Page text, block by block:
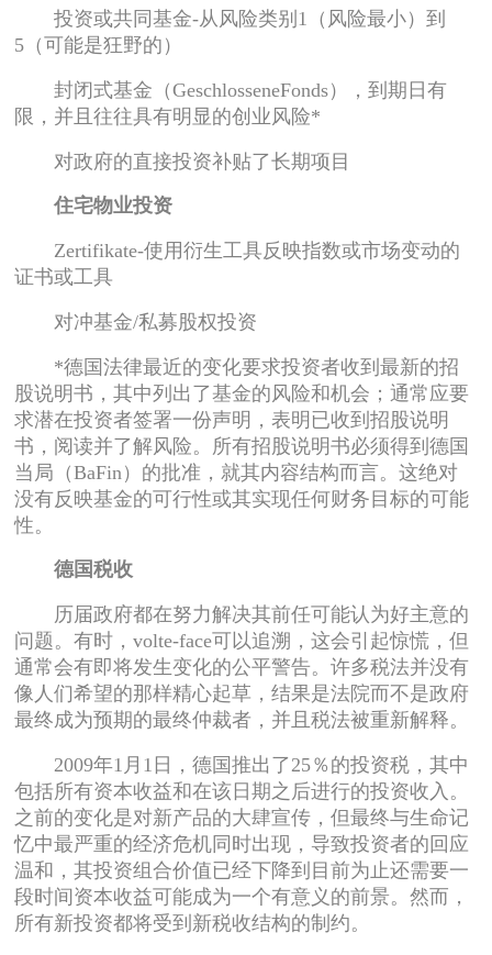
投资或共同基金-从风险类别1（风险最小）到
5（可能是狂野的）
封闭式基金（GeschlosseneFonds），到期日有
限，并且往往具有明显的创业风险*
对政府的直接投资补贴了长期项目
住宅物业投资
Zertifikate-使用衍生工具反映指数或市场变动的
证书或工具
对冲基金/私募股权投资
*德国法律最近的变化要求投资者收到最新的招
股说明书，其中列出了基金的风险和机会；通常应要
求潜在投资者签署一份声明，表明已收到招股说明
书，阅读并了解风险。所有招股说明书必须得到德国
当局（BaFin）的批准，就其内容结构而言。这绝对
没有反映基金的可行性或其实现任何财务目标的可能
性。
德国税收
历届政府都在努力解决其前任可能认为好主意的
问题。有时，volte-face可以追溯，这会引起惊慌，但
通常会有即将发生变化的公平警告。许多税法并没有
像人们希望的那样精心起草，结果是法院而不是政府
最终成为预期的最终仲裁者，并且税法被重新解释。
2009年1月1日，德国推出了25％的投资税，其中
包括所有资本收益和在该日期之后进行的投资收入。
之前的变化是对新产品的大肆宣传，但最终与生命记
忆中最严重的经济危机同时出现，导致投资者的回应
温和，其投资组合价值已经下降到目前为止还需要一
段时间资本收益可能成为一个有意义的前景。然而，
所有新投资都将受到新税收结构的制约。